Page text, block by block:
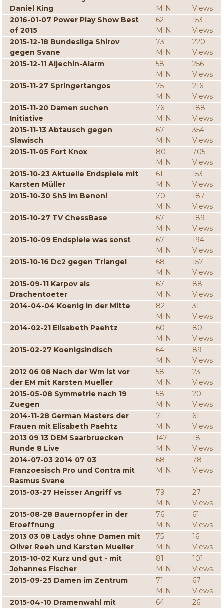
Daniel King
MIN
Views
2016-01-07 Power Play Show Best
of 2015
62
MIN
153
Views
2015-12-18 Bundesliga Shirov
gegen Svane
73
MIN
220
Views
2015-12-11 Aljechin-Alarm
58
MIN
256
Views
2015-11-27 Springertangos
75
MIN
216
Views
2015-11-20 Damen suchen
Initiative
76
MIN
188
Views
2015-11-13 Abtausch gegen
Slawisch
67
MIN
354
Views
2015-11-05 Fort Knox
80
MIN
705
Views
2015-10-23 Aktuelle Endspiele mit
Karsten Müller
61
MIN
153
Views
2015-10-30 Sh5 im Benoni
70
MIN
187
Views
2015-10-27 TV ChessBase
67
MIN
189
Views
2015-10-09 Endspiele was sonst
67
MIN
194
Views
2015-10-16 Dc2 gegen Triangel
68
MIN
157
Views
2015-09-11 Karpov als
Drachentoeter
67
MIN
88
Views
2014-04-04 Koenig in der Mitte
82
MIN
31
Views
2014-02-21 Elisabeth Paehtz
60
MIN
80
Views
2015-02-27 Koenigsindisch
64
MIN
89
Views
2012 06 08 Nach der Wm ist vor
der EM mit Karsten Mueller
58
MIN
23
Views
2015-05-08 Symmetrie nach 19
Zuegen
58
MIN
20
Views
2014-11-28 German Masters der
Frauen mit Elisabeth Paehtz
71
MIN
61
Views
2013 09 13 DEM Saarbruecken
Runde 8 Live
147
MIN
18
Views
2014-07-03 2014 07 03
Franzoesisch Pro und Contra mit
Rasmus Svane
68
MIN
78
Views
2015-03-27 Heisser Angriff vs
79
MIN
27
Views
2015-08-28 Bauernopfer in der
Eroeffnung
76
MIN
61
Views
2013 03 08 Ladys ohne Damen mit
Oliver Reeh und Karsten Mueller
75
MIN
16
Views
2015-10-02 Kurz und gut - mit
Johannes Fischer
81
MIN
101
Views
2015-09-25 Damen im Zentrum
71
MIN
67
Views
2015-04-10 Dramenwahl mit
64
26